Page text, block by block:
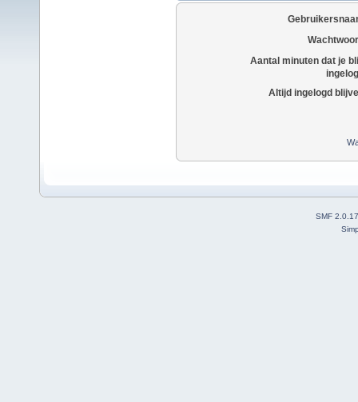
Aantal minuten dat je
Altijd ingelogd
SMF 2.0.17